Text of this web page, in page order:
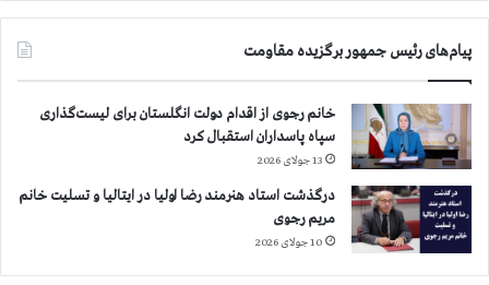
پیام‌های رئیس جمهور برگزیده مقاومت
خانم رجوی از اقدام دولت انگلستان برای لیست‌گذاری
سپاه پاسداران استقبال کرد
13 جولای 2026
درگذشت استاد هنرمند رضا اولیا در ایتالیا و تسلیت خانم
مریم رجوی
10 جولای 2026